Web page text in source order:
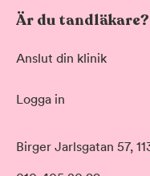
Datum
Tid på dagen
Morgon
Är du tandläkare?
Anslut din klinik
Logga in
Birger Jarlsgatan 57,